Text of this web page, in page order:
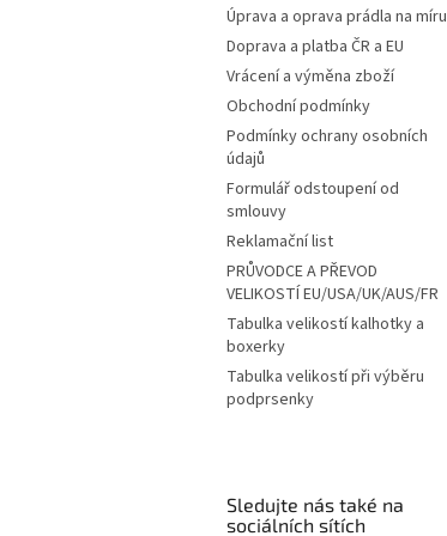
Úprava a oprava prádla na míru
Doprava a platba ČR a EU
Vrácení a výměna zboží
Obchodní podmínky
Podmínky ochrany osobních
údajů
Formulář odstoupení od
smlouvy
Reklamační list
PRŮVODCE A PŘEVOD
VELIKOSTÍ EU/USA/UK/AUS/FR
Tabulka velikostí kalhotky a
boxerky
Tabulka velikostí při výběru
podprsenky
Sledujte nás také na
sociálních sítích